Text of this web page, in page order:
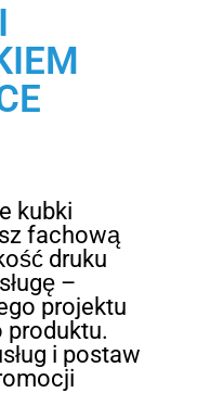
kubki
fachową
druku
–
projektu
i postaw